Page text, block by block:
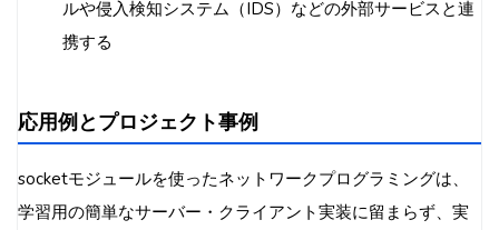
ルや侵入検知システム（IDS）などの外部サービスと連
携する
応用例とプロジェクト事例
socketモジュールを使ったネットワークプログラミングは、
学習用の簡単なサーバー・クライアント実装に留まらず、実